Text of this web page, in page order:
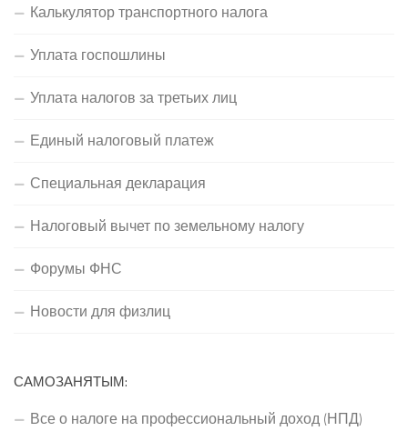
Калькулятор транспортного налога
Уплата госпошлины
Уплата налогов за третьих лиц
Единый налоговый платеж
Специальная декларация
Налоговый вычет по земельному налогу
Форумы ФНС
Новости для физлиц
САМОЗАНЯТЫМ:
Все о налоге на профессиональный доход (НПД)